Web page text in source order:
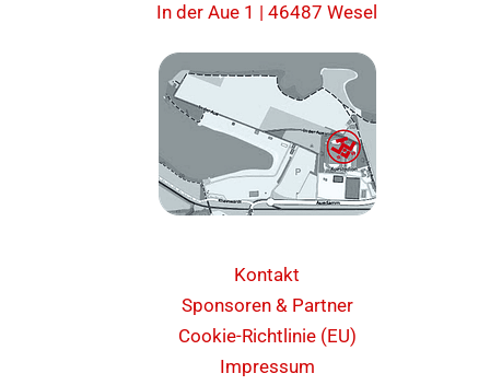
In der Aue 1 | 46487 Wesel
Kontakt
Sponsoren & Partner
Cookie-Richtlinie (EU)
Impressum